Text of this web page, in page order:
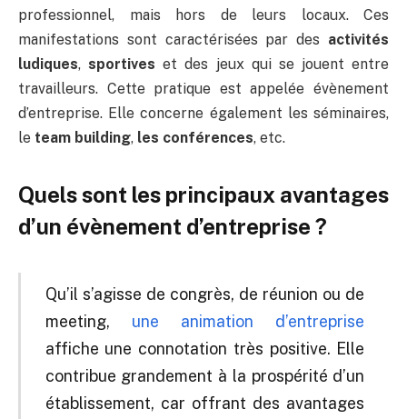
professionnel, mais hors de leurs locaux. Ces
manifestations sont caractérisées par des activités
ludiques,sportiveset des jeux qui se jouent entre
travailleurs. Cette pratique est appelée évènement
d’entreprise. Elle concerne également les séminaires,
le team building, les conférences, etc.
Quels sont les principaux avantages
d’un évènement d’entreprise ?
Qu’il s’agisse de congrès, de réunion ou de
meeting, une animation d’entreprise
affiche une connotation très positive. Elle
contribue grandement à la prospérité d’un
établissement, car offrant des avantages